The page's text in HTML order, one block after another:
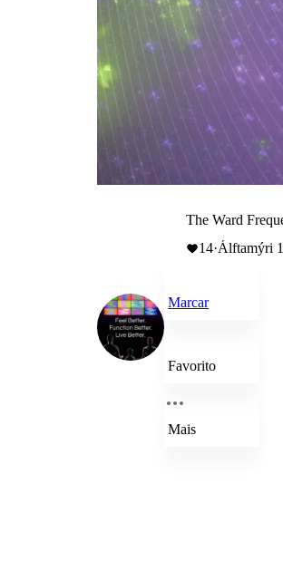
The Ward
14·Álftamýri
Marcar
Favorito
Mais